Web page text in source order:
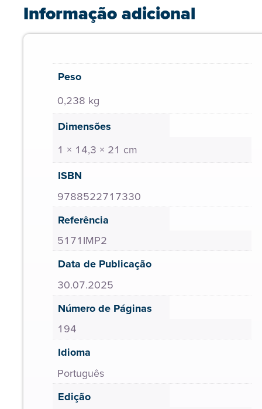
Informação adicional
Peso
0,238 kg
Dimensões
1 × 14,3 × 21 cm
ISBN
9788522717330
Referência
5171IMP2
Data de Publicação
30.07.2025
Número de Páginas
194
Idioma
Português
Edição